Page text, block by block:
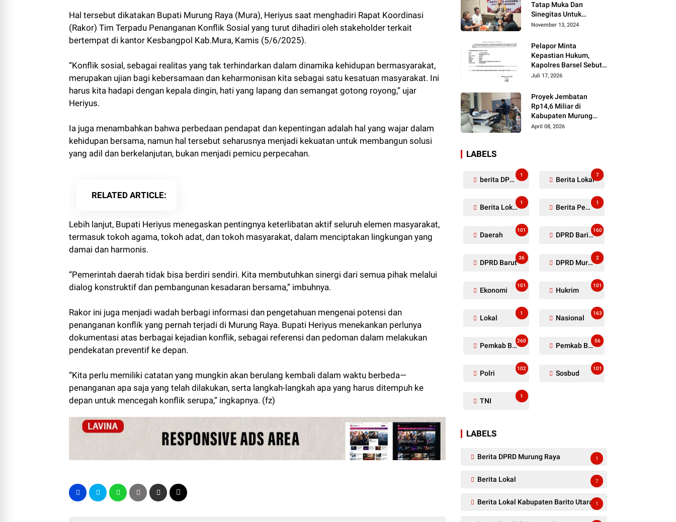
Hal tersebut dikatakan Bupati Murung Raya (Mura), Heriyus saat menghadiri Rapat Koordinasi
(Rakor) Tim Terpadu Penanganan Konflik Sosial yang turut dihadiri oleh stakeholder terkait
bertempat di kantor Kesbangpol Kab.Mura, Kamis (5/6/2025).
“Konflik sosial, sebagai realitas yang tak terhindarkan dalam dinamika kehidupan bermasyarakat,
merupakan ujian bagi kebersamaan dan keharmonisan kita sebagai satu kesatuan masyarakat. Ini
harus kita hadapi dengan kepala dingin, hati yang lapang dan semangat gotong royong,” ujar
Heriyus.
Ia juga menambahkan bahwa perbedaan pendapat dan kepentingan adalah hal yang wajar dalam
kehidupan bersama, namun hal tersebut seharusnya menjadi kekuatan untuk membangun solusi
yang adil dan berkelanjutan, bukan menjadi pemicu perpecahan.
RELATED ARTICLE
Lebih lanjut, Bupati Heriyus menegaskan pentingnya keterlibatan aktif seluruh elemen masyarakat,
termasuk tokoh agama, tokoh adat, dan tokoh masyarakat, dalam menciptakan lingkungan yang
damai dan harmonis.
“Pemerintah daerah tidak bisa berdiri sendiri. Kita membutuhkan sinergi dari semua pihak melalui
dialog konstruktif dan pembangunan kesadaran bersama,” imbuhnya.
Rakor ini juga menjadi wadah berbagi informasi dan pengetahuan mengenai potensi dan
penanganan konflik yang pernah terjadi di Murung Raya. Bupati Heriyus menekankan perlunya
dokumentasi atas berbagai kejadian konflik, sebagai referensi dan pedoman dalam melakukan
pendekatan preventif ke depan.
“Kita perlu memiliki catatan yang mungkin akan berulang kembali dalam waktu berbeda—
penanganan apa saja yang telah dilakukan, serta langkah-langkah apa yang harus ditempuh ke
depan untuk mencegah konflik serupa,” ingkapnya. (fz)
Tatap Muka Dan
Sinegitas Untuk
Menjaga Situasi
Kondusif Dengan Insan
Pers
November 13, 2024
Pelapor Minta
Kepastian Hukum,
Kapolres Barsel Sebut
Dugaan Penyerobotan
Juli 17, 2026
Proyek Jembatan
Rp14,6 Miliar di
Kabupaten Murung
Raya Mangkrak,
April 08, 2026
LABELS
berita DPRD Murung Raya
1
Berita Lokal
7
Berita Lokal Kabupaten Barito Utara
1
Berita Pemkab Murung Raya
1
Daerah
101
DPRD Barito Utara
160
DPRD Barut
36
DPRD Murung Raya
2
Ekonomi
101
Hukrim
101
Lokal
1
Nasional
163
Pemkab Barito Utara
260
Pemkab Barut
56
Polri
102
Sosbud
101
TNI
1
LABELS
Berita DPRD Murung Raya 1
Berita Lokal 7
Berita Lokal Kabupaten Barito Utara 1